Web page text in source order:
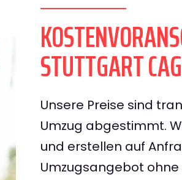
STUTTGART
Unsere Preise sind
Umzug abgestimmt.
und erstellen auf
Umzugsangebot